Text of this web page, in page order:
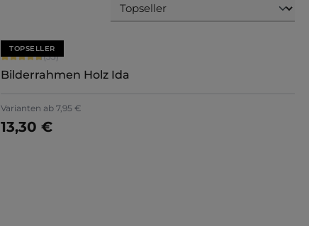
TOPSELLER
Durchschnittliche Bewertung von 4.79 von 5 Sternen
(33)
Bilderrahmen Holz Ida
Varianten ab 7,95 €
13,30 €